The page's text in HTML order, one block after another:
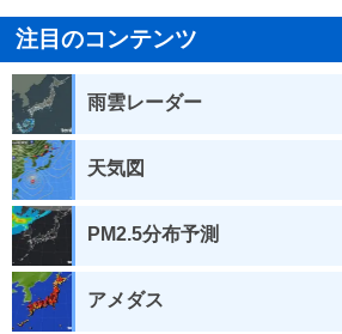
注目のコンテンツ
雨雲レーダー
天気図
PM2.5分布予測
アメダス